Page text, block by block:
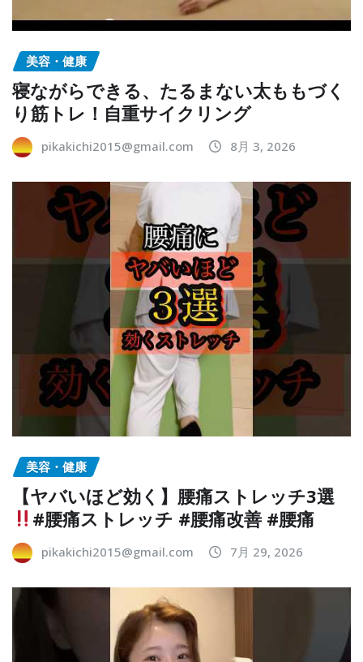
美容・健康
寝ながらできる、たるまない太ももづく
り筋トレ！自重サイクリング
pikakichi2015@gmail.com 8月 3, 2026
美容・健康
【ヤバいほど効く】腰痛ストレッチ3選
#腰痛ストレッチ #腰痛改善 #腰痛
pikakichi2015@gmail.com 7月 29, 2026